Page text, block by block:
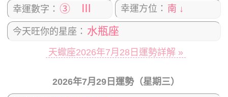
幸運數字： ③ Ⅲ 幸運方位： 南 ↓
今天旺你的星座： 水瓶座
天蠍座2026年7月28日運勢詳解 »
2026年7月29日運勢（星期三）